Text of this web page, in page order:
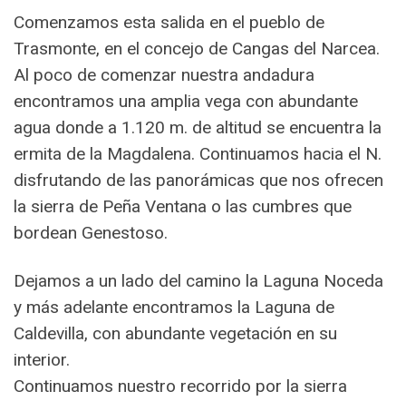
Comenzamos esta salida en el pueblo de
Trasmonte, en el concejo de Cangas del Narcea.
Al poco de comenzar nuestra andadura
encontramos una amplia vega con abundante
agua donde a 1.120 m. de altitud se encuentra la
ermita de la Magdalena. Continuamos hacia el N.
disfrutando de las panorámicas que nos ofrecen
la sierra de Peña Ventana o las cumbres que
bordean Genestoso.
Dejamos a un lado del camino la Laguna Noceda
y más adelante encontramos la Laguna de
Caldevilla, con abundante vegetación en su
interior.
Continuamos nuestro recorrido por la sierra